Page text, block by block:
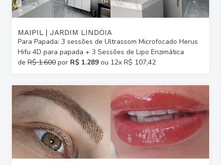
MAIPIL | JARDIM LINDÓIA
Para Papada: 3 sessões de Ultrassom Microfocado Herus
Hifu 4D para papada + 3 Sessões de Lipo Enzimática
de R$ 1.600 por R$ 1.289 ou 12x R$ 107,42